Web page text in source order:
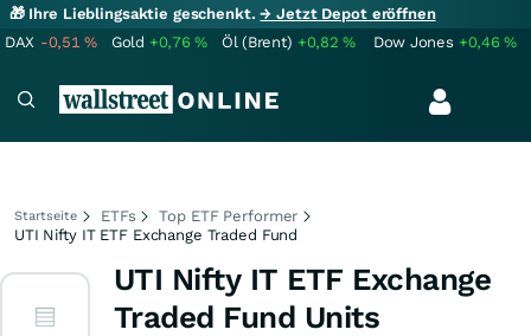
🎁 Ihre Lieblingsaktie geschenkt.→ Jetzt Depot eröffnen
DAX -0,51% Gold +0,76% Öl (Brent) +0,82% Dow Jones +0,46%
Startseite ETFs
Top ETF Performer
UTI Nifty IT ETF Exchange Traded Fund
UTI Nifty IT ETF Exchange
Traded Fund Units